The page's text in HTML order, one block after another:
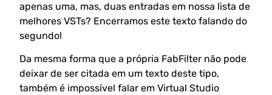
apenas uma, mas, duas entradas em nossa lista de
melhores VSTs? Encerramos este texto falando do
segundo!
Da mesma forma que a própria FabFilter não pode
deixar de ser citada em um texto deste tipo,
também é impossível falar em Virtual Studio